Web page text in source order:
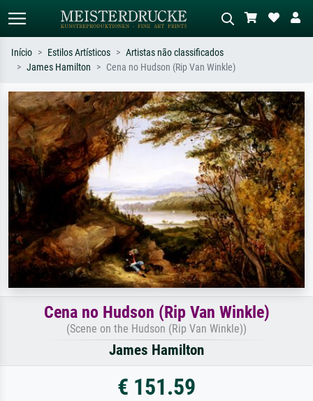
Pesquise por artista, título ou estilo –
ex: Monet, Noite Estrelada,
impressionismo, onda de Hokusai, nu.
Descreva a cena – ex: prado verde,
abstrato com muito vermelho, pintura
a óleo escura, nu em pé ao lado de
uma árvore.
Início Estilos Artísticos
Artistas não classificados
James Hamilton
Cena no Hudson (Rip Van Winkle)
Cena no Hudson (Rip Van Winkle)
(Scene on the Hudson (Rip Van Winkle))
James Hamilton
€ 151.59